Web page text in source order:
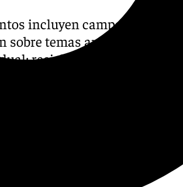
incluyen campañas
temas ambientales.
reciclaje y
el Punto Limpio en el
disponible todos los
Está abierto, de
de Recogida de